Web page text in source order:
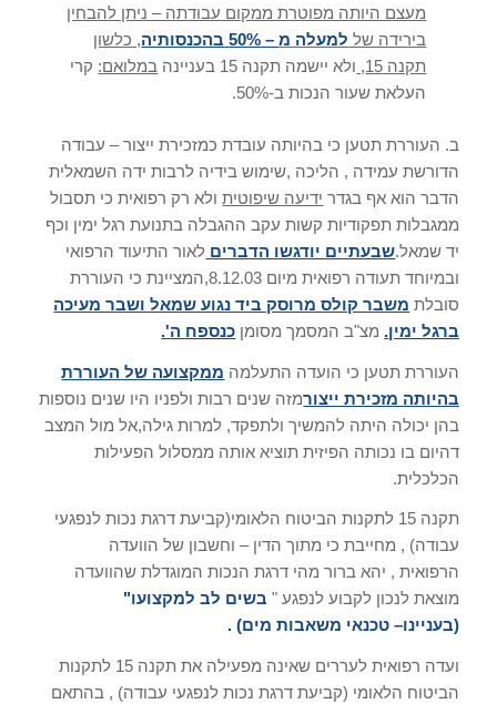
מעצם היותה מפוטרת ממקום עבודתה – ניתן להבחין
בירידה של למעלה מ– 50% בהכנסותיה, כלשון
תקנה 15, ולא יישמה תקנה 15 בעניינה במלואם: קרי
העלאת שעור הנכות ב-50%.
ב. העוררת תטען כי בהיותה עובדת כמזכירת ייצור – עבודה
הדורשת עמידה , הליכה ,שימוש בידיה לרבות ידה השמאלית
הדבר הוא אף בגדר ידיעה שיפוטיתולא רק רפואית כי תסבול
ממגבלות תפקודיות קשות עקב ההגבלה בתנועת רגל ימין וכף
יד שמאל.שבעתיים יודגשו הדברים לאור התיעוד הרפואי
ובמיוחד תעודה רפואית מיום 8.12.03,המציינת כי העוררת
סובלת משבר קולס מרוסק ביד נגוע שמאל ושבר מעיכה
ברגל ימין. מצ"ב המסמך מסומן כנספח ה'.
העוררת תטען כי הועדה התעלמה ממקצועה של העוררת
בהיותה מזכירת ייצורמזה שנים רבות ולפניו היו שנים נוספות
בהן יכולה היתה להמשיך ולתפקד, למרות גילה,אל מול המצב
דהיום בו נכותה הפיזית תוציא אותה ממסלול הפעילות
הכלכלית.
תקנה 15 לתקנות הביטוח הלאומי(קביעת דרגת נכות לנפגעי
עבודה) , מחייבת כי מתוך הדין – וחשבון של הוועדה
הרפואית , יהא ברור מהי דרגת הנכות המוגדלת שהוועדה
מוצאת לנכון לקבוע לנפגע " בשים לב למקצועו"
(בעניינו– טכנאי משאבות מים) .
ועדה רפואית לעררים שאינה מפעילה את תקנה 15 לתקנות
הביטוח הלאומי (קביעת דרגת נכות לנפגעי עבודה) , בהתאם